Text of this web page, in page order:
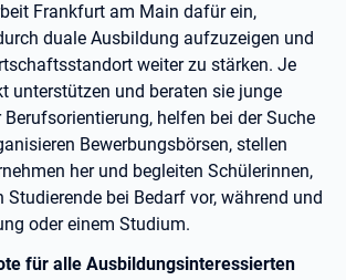
Frankfurt am Main dafür ein,
duale Ausbildung aufzuzeigen und
weiter zu stärken. Je
unterstützen und beraten sie junge
Berufsorientierung, helfen bei der Suche
Bewerbungsbörsen, stellen
her und begleiten Schülerinnen,
Studierende bei Bedarf vor, während und
oder einem Studium.
für alle Ausbildungsinteressierten